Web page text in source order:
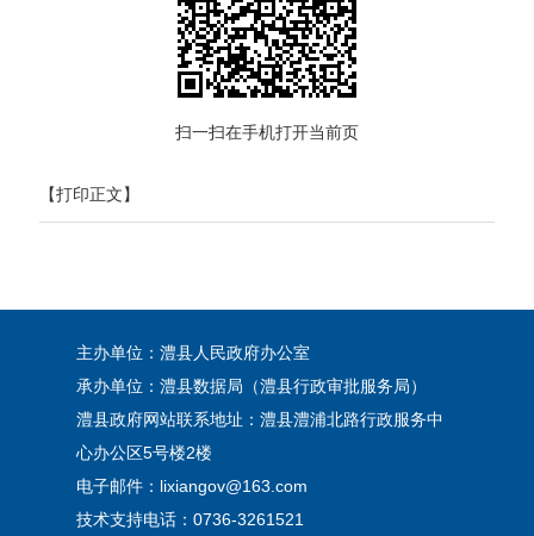
扫一扫在手机打开当前页
【打印正文】
主办单位：澧县人民政府办公室
承办单位：澧县数据局（澧县行政审批服务局）
澧县政府网站联系地址：澧县澧浦北路行政服务中
心办公区5号楼2楼
电子邮件：lixiangov@163.com
技术支持电话：0736-3261521